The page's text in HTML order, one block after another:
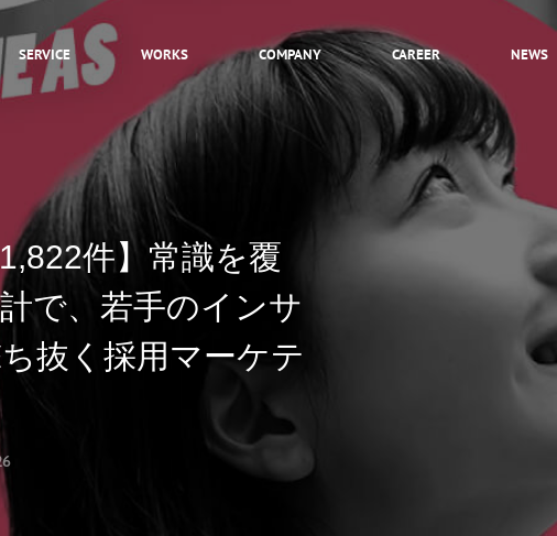
SERVICE WORKS COMPANY CAREER
INTRODUCTION
HEROES
STORY
NEWS
件】常識を覆
で、若手のインサ
抜く採用マーケテ